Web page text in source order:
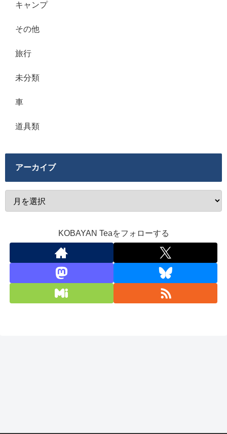
キャンプ
その他
旅行
未分類
車
道具類
アーカイブ
KOBAYAN Teaをフォローする